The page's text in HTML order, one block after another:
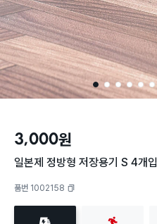
1 2 3 4 5 6
3,000원
일본제 정방형 저장용기 S 4개입
품번 1002158